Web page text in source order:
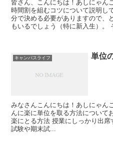
皆さん、こんにちは！あしにゃん
時間割を組むコツについて説明し
分で決める必要がありますので、
もいるでしょう（特に新入生）。
キャンパスライフ 単位
みなさんこんにちは！あしにゃん
んに楽に単位を取る方法について
楽にとる方法 授業にしっかり出
試験や期末試...